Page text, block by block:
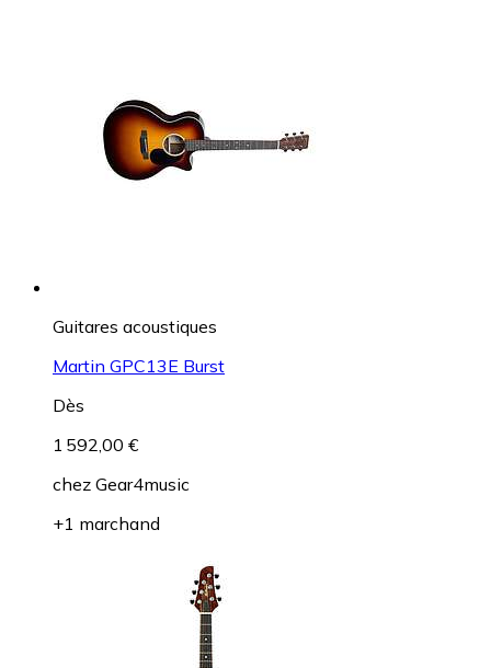
Guitares acoustiques
Martin GPC13E Burst
Dès
1 592,00 €
chez Gear4music
+1 marchand